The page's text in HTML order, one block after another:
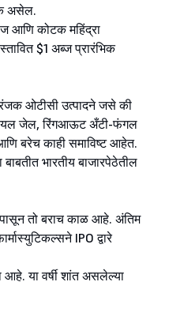
असेल.
आणि कोटक महिंद्रा
$1 अब्ज प्रारंभिक
ओटीसी उत्पादने जसे की
जेल, रिंगआऊट अँटी-फंगल
बरेच काही समाविष्ट आहेत.
भारतीय बाजारपेठेतील
तो बराच काळ आहे. अंतिम
IPO द्वारे
या वर्षी शांत असलेल्या